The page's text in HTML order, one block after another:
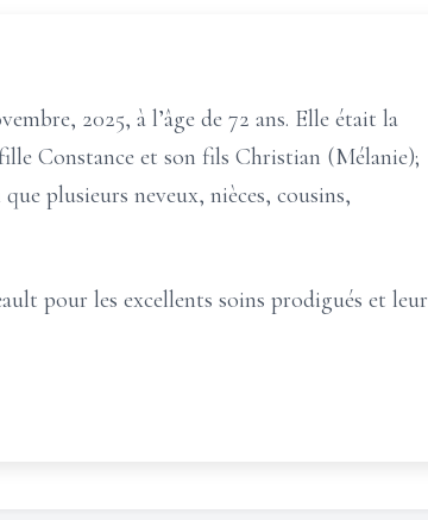
2025, à l’âge de 72 ans. Elle était la
Constance et son fils Christian (Mélanie);
plusieurs neveux, nièces, cousins,
pour les excellents soins prodigués et leur